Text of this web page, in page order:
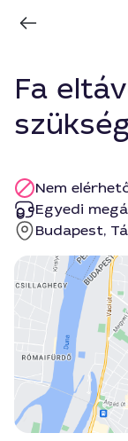
Fa
Nem
Egyedi
Budapest,